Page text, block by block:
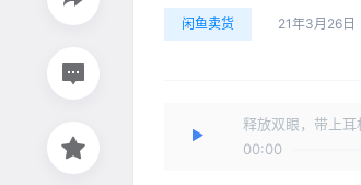
闲鱼卖货 21年3月26日
释放双眼，带上耳
00:00